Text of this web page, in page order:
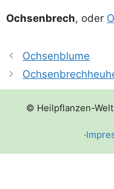
Och­sen­brech, oder
Ochsenblume
© Heilpflanzen-
·